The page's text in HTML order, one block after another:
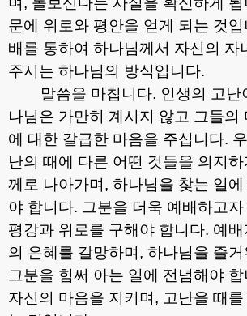
문에 위로와 평안을 얻게 되는 것
배를 통하여 하나님께서 자신의 자
주시는 하나님의 방식입니다.
말씀을 마칩니다. 인생의 고난
나님은 가만히 계시지 않고 그들의
에 대한 갈급한 마음을 주십니다.
난의 때에 다른 어떤 것들을 의지
께로 나아가며 , 하나님을 찾는 일에
야 합니다. 그분을 더욱 예배하고자
평강과 위로를 구해야 합니다. 예
의 은혜를 갈망하며 , 하나님을 즐
그분을 힘써 아는 일에 전념해야
자신의 마음을 지키며 , 고난을 때